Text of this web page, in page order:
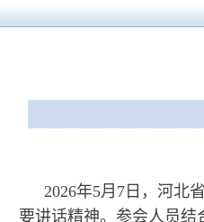
2026年5月7日，河北
要讲话精神。参会人员